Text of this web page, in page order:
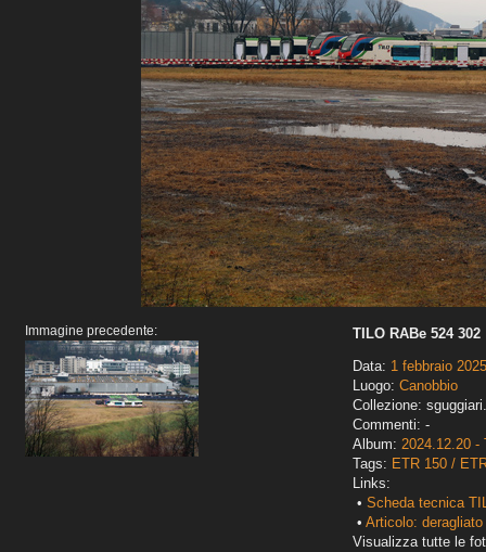
Immagine precedente:
TILO RABe 524 302
Data: 1 febbraio 2025
Luogo: Canobbio
Collezione:
Commenti: -
Album: 2024.12.20 -
Tags: ETR 150 /
Links:
• Scheda tecnica
• Articolo:
Visualizza tutte le